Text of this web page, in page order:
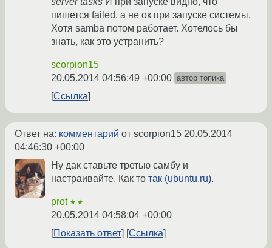
пишется failed, а не ок при запуске системы.
Хотя samba потом работает. Хотелось бы
знать, как это устранить?
scorpion15
20.05.2014 04:56:49 +00:00 автор топика
Ссылка
Ответ на: комментарий от scorpion15 20.05.2014
04:46:30 +00:00
Ну дак ставьте третью самбу и
настраивайте. Как то так (ubuntu.ru).
prot ★★
20.05.2014 04:58:04 +00:00
Показать ответ
Ссылка